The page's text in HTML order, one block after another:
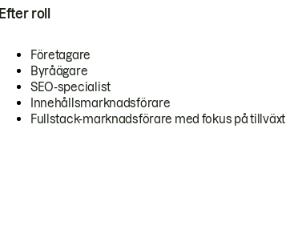
Efter roll
Företagare
Byråägare
SEO-specialist
Innehållsmarknadsförare
Fullstack-marknadsförare med fokus på tillväxt